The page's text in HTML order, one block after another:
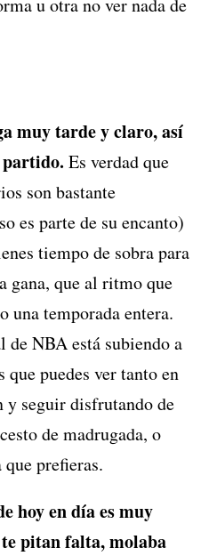
muy tarde y claro, así
partido. Es verdad que
son bastante
es parte de su encanto)
tiempo de sobra para
gana, que al ritmo que
una temporada entera.
NBA está subiendo a
puedes ver tanto en
seguir disfrutando de
de madrugada, o
prefieras.
hoy en día es muy
pitan falta, molaba